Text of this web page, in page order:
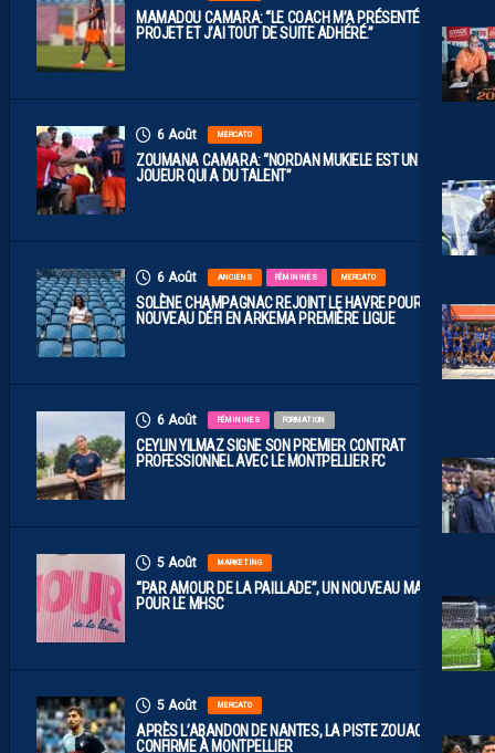
MAMADOU CAMARA: “LE COACH M’A PRÉSENTÉ LE
PROJET ET J’AI TOUT DE SUITE ADHÉRÉ.”
6 Août MERCATO
ZOUMANA CAMARA: “NORDAN MUKIELE EST UN
JOUEUR QUI A DU TALENT”
6 Août ANCIENS FÉMININES MERCATO
SOLÈNE CHAMPAGNAC REJOINT LE HAVRE POUR UN
NOUVEAU DÉFI EN ARKEMA PREMIÈRE LIGUE
6 Août FÉMININES FORMATION
CEYLIN YILMAZ SIGNE SON PREMIER CONTRAT
PROFESSIONNEL AVEC LE MONTPELLIER FC
5 Août MARKETING
“PAR AMOUR DE LA PAILLADE”, UN NOUVEAU MAILLOT
POUR LE MHSC
5 Août MERCATO
APRÈS L’ABANDON DE NANTES, LA PISTE ZOUAOUI SE
CONFIRME À MONTPELLIER